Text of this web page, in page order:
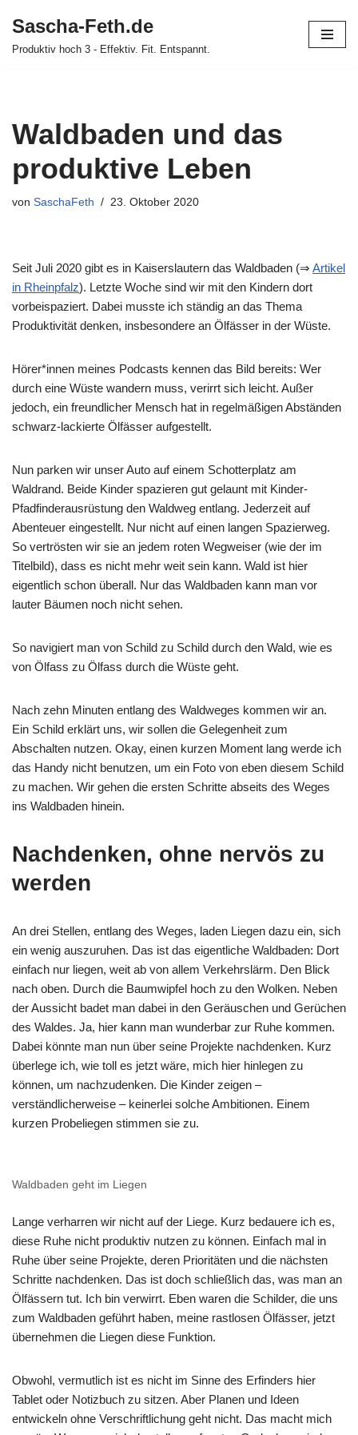
Zum
Sascha-Feth.de
Produktiv hoch 3 - Effektiv. Fit. Entspannt.
Waldbaden und das
produktive Leben
von SaschaFeth 23. Oktober 2020
Seit Juli 2020 gibt es in Kaiserslautern das Waldbaden (⇒ Artikel
in Rheinpfalz). Letzte Woche sind wir mit den Kindern dort
vorbeispaziert. Dabei musste ich ständig an das Thema
Produktivität denken, insbesondere an Ölfässer in der Wüste.
Hörer*innen meines Podcasts kennen das Bild bereits: Wer
durch eine Wüste wandern muss, verirrt sich leicht. Außer
jedoch, ein freundlicher Mensch hat in regelmäßigen Abständen
schwarz-lackierte Ölfässer aufgestellt.
Nun parken wir unser Auto auf einem Schotterplatz am
Waldrand. Beide Kinder spazieren gut gelaunt mit Kinder-
Pfadfinderausrüstung den Waldweg entlang. Jederzeit auf
Abenteuer eingestellt. Nur nicht auf einen langen Spazierweg.
So vertrösten wir sie an jedem roten Wegweiser (wie der im
Titelbild), dass es nicht mehr weit sein kann. Wald ist hier
eigentlich schon überall. Nur das Waldbaden kann man vor
lauter Bäumen noch nicht sehen.
So navigiert man von Schild zu Schild durch den Wald, wie es
von Ölfass zu Ölfass durch die Wüste geht.
Nach zehn Minuten entlang des Waldweges kommen wir an.
Ein Schild erklärt uns, wir sollen die Gelegenheit zum
Abschalten nutzen. Okay, einen kurzen Moment lang werde ich
das Handy nicht benutzen, um ein Foto von eben diesem Schild
zu machen. Wir gehen die ersten Schritte abseits des Weges
ins Waldbaden hinein.
Nachdenken, ohne nervös zu
werden
An drei Stellen, entlang des Weges, laden Liegen dazu ein, sich
ein wenig auszuruhen. Das ist das eigentliche Waldbaden: Dort
einfach nur liegen, weit ab von allem Verkehrslärm. Den Blick
nach oben. Durch die Baumwipfel hoch zu den Wolken. Neben
der Aussicht badet man dabei in den Geräuschen und Gerüchen
des Waldes. Ja, hier kann man wunderbar zur Ruhe kommen.
Dabei könnte man nun über seine Projekte nachdenken. Kurz
überlege ich, wie toll es jetzt wäre, mich hier hinlegen zu
können, um nachzudenken. Die Kinder zeigen –
verständlicherweise – keinerlei solche Ambitionen. Einem
kurzen Probeliegen stimmen sie zu.
Waldbaden geht im Liegen
Lange verharren wir nicht auf der Liege. Kurz bedauere ich es,
diese Ruhe nicht produktiv nutzen zu können. Einfach mal in
Ruhe über seine Projekte, deren Prioritäten und die nächsten
Schritte nachdenken. Das ist doch schließlich das, was man an
Ölfässern tut. Ich bin verwirrt. Eben waren die Schilder, die uns
zum Waldbaden geführt haben, meine rastlosen Ölfässer, jetzt
übernehmen die Liegen diese Funktion.
Obwohl, vermutlich ist es nicht im Sinne des Erfinders hier
Tablet oder Notizbuch zu sitzen. Aber Planen und Ideen
entwickeln ohne Verschriftlichung geht nicht. Das macht mich